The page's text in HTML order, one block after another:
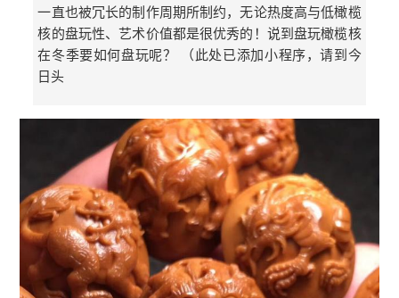
一直也被冗长的制作周期所制约，无论热度高与低橄榄
核的盘玩性、艺术价值都是很优秀的！说到盘玩橄榄核
在冬季要如何盘玩呢？ （此处已添加小程序，请到今
日头